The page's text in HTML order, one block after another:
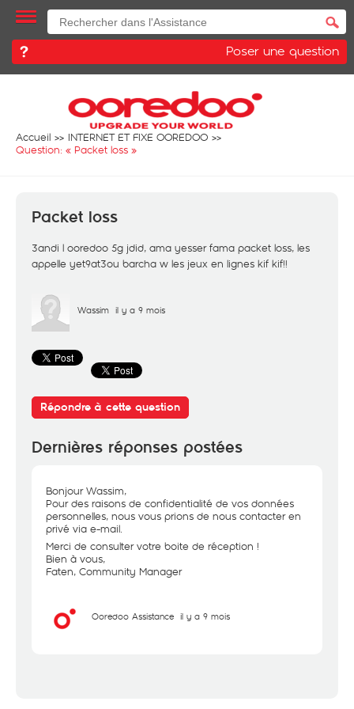
Poser une question
Accueil
INTERNET ET FIXE OOREDOO
Question: « Packet loss »
Packet loss
3andi l ooredoo 5g jdid, ama yesser fama packet loss, les
appelle yet9at3ou barcha w les jeux en lignes kif kif!!
Wassim il y a 9 mois
Répondre à cette question
Dernières réponses postées
Bonjour Wassim,
Pour des raisons de confidentialité de vos données
personnelles, nous vous prions de nous contacter en
privé via e-mail.
Merci de consulter votre boite de réception !
Bien à vous,
Faten, Community Manager
Ooredoo Assistance il y a 9 mois